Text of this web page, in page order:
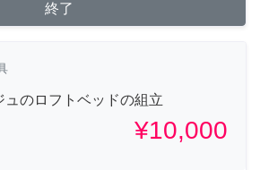
終了
ュのロフトベッドの組立
¥10,000